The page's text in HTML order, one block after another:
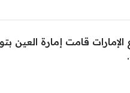
قامت إمارة العين